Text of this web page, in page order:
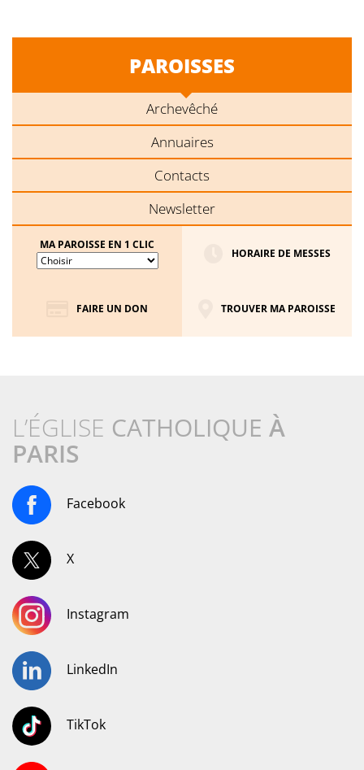
PAROISSES
Archevêché
Annuaires
Contacts
Newsletter
MA PAROISSE EN 1 CLIC
HORAIRE DE MESSES
FAIRE UN DON TROUVER MA PAROISSE
L’ÉGLISE CATHOLIQUE À
PARIS
Facebook
X
Instagram
LinkedIn
TikTok